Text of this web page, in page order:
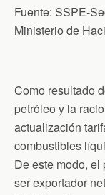
Fuente: SSPE-
Ministerio de
Como resultado
petróleo y la
actualización
combustibles
De este modo,
ser exportador